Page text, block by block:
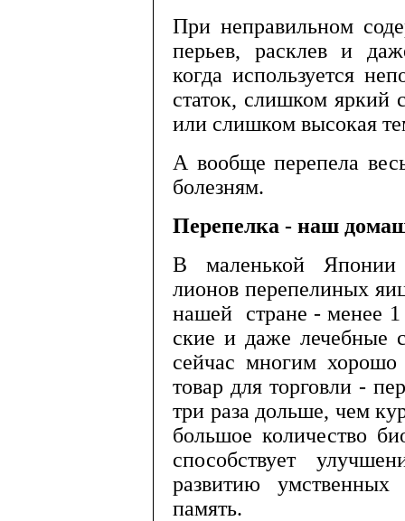
При неправильном
перьев, расклев и
когда исполь­зуется
статок, слишком яркий
или слишком высокая
А вообще перепела
болезням.
Перепелка - наш
В маленькой Японии
лионов перепелиных
нашей стра­не -
ские и даже
сейчас многим
товар для торговли -
три раза дольше, чем
большое ко­личество
способствует
развитию умственных
память.